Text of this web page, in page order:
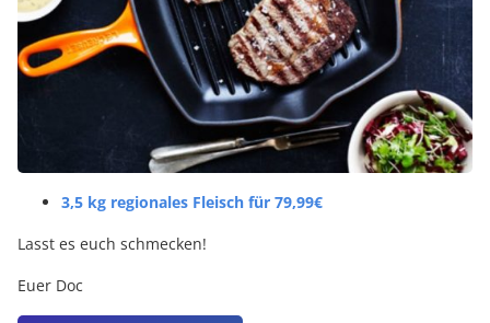
3,5 kg regionales Fleisch für 79,99€
Lasst es euch schmecken!
Euer Doc